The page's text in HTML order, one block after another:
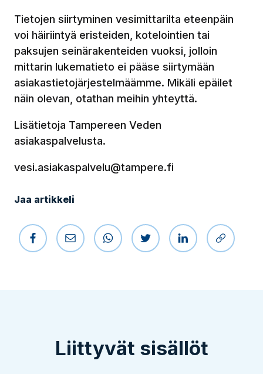
Tietojen siirtyminen vesimittarilta eteenpäin
voi häiriintyä eristeiden, kotelointien tai
paksujen seinärakenteiden vuoksi, jolloin
mittarin lukematieto ei pääse siirtymään
asiakastietojärjestelmäämme. Mikäli epäilet
näin olevan, otathan meihin yhteyttä.
Lisätietoja Tampereen Veden
asiakaspalvelusta.
vesi.asiakaspalvelu@tampere.fi
Jaa artikkeli
Jaa Facebookissa
Jaa sähköpostilla
Jaa WhatsAppissa
Jaa Twitterissä
Jaa Kopioi
Liittyvät sisällöt